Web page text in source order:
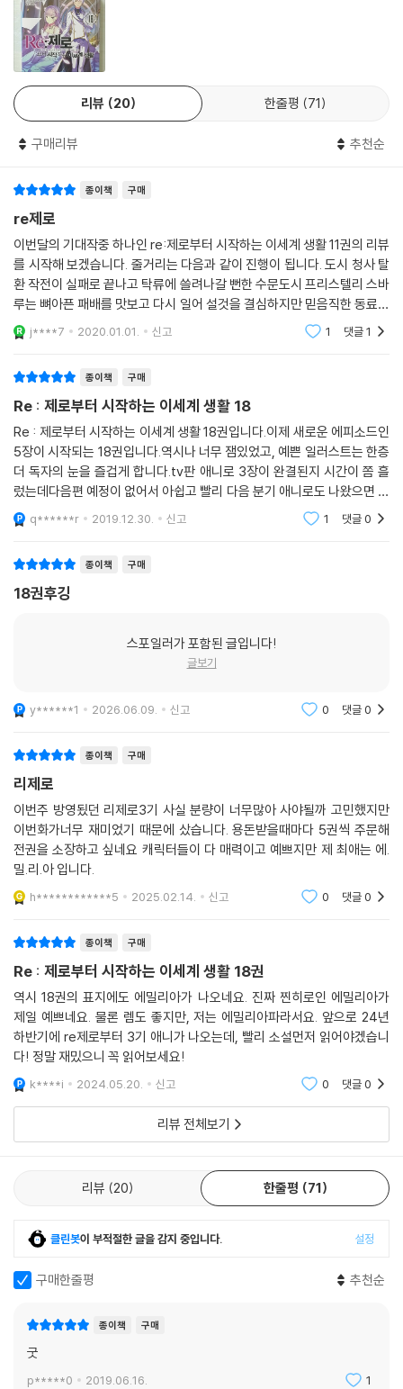
리뷰 20 한줄평 71
구매리뷰 추천순
종이책 구매
re제로
이번달의 기대작중 하나인 re:제로부터 시작하는 이세계 생활 11권의 리뷰
를 시작해 보겠습니다. 줄거리는 다음과 같이 진행이 됩니다. 도시 청사 탈
환 작전이 실패로 끝나고 탁류에 쓸려나갈 뻔한 수문도시 프리스텔리 스바
루는 뼈아픈 패배를 맛보고 다시 일어 설것을 결심하지만 믿음직한 동료들
과 뿔불이 흩어진 상황에서 스바루는 역전의 한 수로써 도시 사람들을 구
하고자 불리한
j****7 2020.01.01. 신고 1 댓글1
종이책 구매
Re : 제로부터 시작하는 이세계 생활 18
Re : 제로부터 시작하는 이세계 생활 18권입니다.이제 새로운 에피소드인
5장이 시작되는 18권입니다.역시나 너무 잼있었고, 예쁜 일러스트는 한층
더 독자의 눈을 즐겁게 합니다.tv판 애니로 3장이 완결된지 시간이 쫌 흘
렀는데다음편 예정이 없어서 아쉽고 빨리 다음 분기 애니로도 나왔으면 하
는바람입니다. Re : 제로부터 시작하는 이세계 생활 18권이였습니다.
q******r 2019.12.30. 신고 1 댓글0
종이책 구매
18권후깅
스포일러가 포함된 글입니다!
글보기
y******1 2026.06.09. 신고 0 댓글0
종이책 구매
리제로
이번주 방영됬던 리제로3기 사실 분량이 너무많아 사야될까 고민했지만
이번화가너무 재미었기 때문에 샀습니다. 용돈받을때마다 5권씩 주문해
전권을 소장하고 싶네요 캐릭터들이 다 매력이고 예쁘지만 제 최애는 에.
밀.리.아 입니다.
h************5 2025.02.14. 신고 0 댓글0
종이책 구매
Re : 제로부터 시작하는 이세계 생활 18권
역시 18권의 표지에도 에밀리아가 나오네요. 진짜 찐히로인 에밀리아가
제일 예쁘네요. 물론 렘도 좋지만, 저는 에밀리아파라서요. 앞으로 24년
하반기에 re제로부터 3기 애니가 나오는데, 빨리 소설먼저 읽어야겠습니
다! 정말 재밌으니 꼭 읽어보세요!
k****i 2024.05.20. 신고 0 댓글0
리뷰 전체보기
리뷰 20 한줄평 71
클린봇이 부적절한 글을 감지 중입니다. 설정
구매한줄평 추천순
종이책 구매
굿
p*****0 2019.06.16. 1